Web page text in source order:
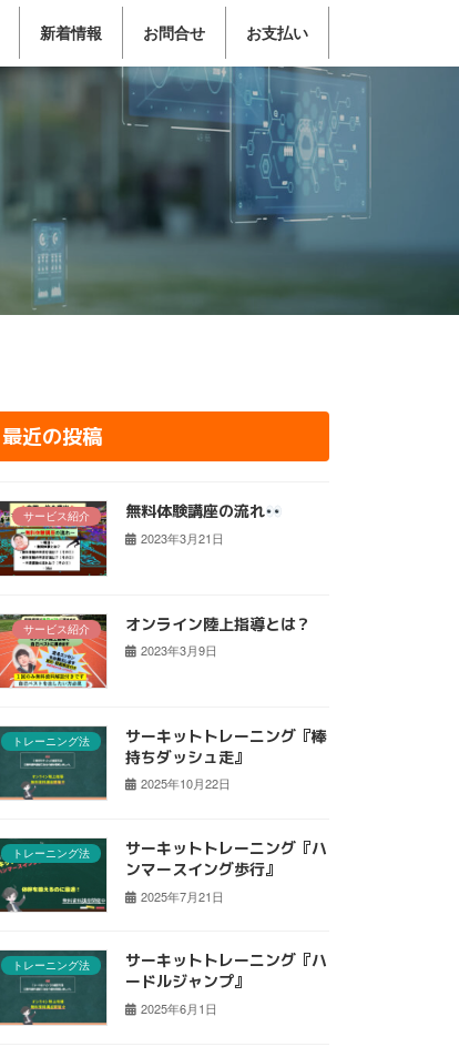
新着情報 お問合せ お支払い
最近の投稿
サービス紹介 無料体験講座の流れ
2023年3月21日
サービス紹介 オンライン陸上指導とは？
2023年3月9日
トレーニング法
サーキットトレーニング『棒
持ちダッシュ走』
2025年10月22日
トレーニング法
サーキットトレーニング『ハ
ンマースイング歩行』
2025年7月21日
トレーニング法
サーキットトレーニング『ハ
ードルジャンプ』
2025年6月1日